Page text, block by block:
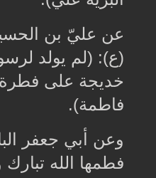
عن عليّ بن
(ع): (لم يولد
خديجة على فطرة
فاطمة).
وعن أبي جعفر
فطمها الله تبارك